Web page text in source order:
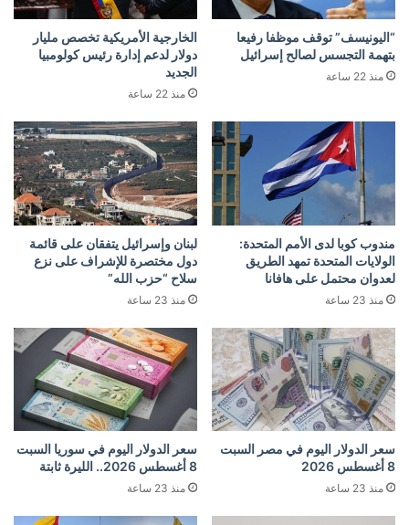
“اليونيسف” توقف موظفا رفيعا
بتهمة التجسس لصالح إسرائيل
منذ 22 ساعة
الخارجية الأمريكية تخصص مليار
دولار لدعم إدارة رئيس كولومبيا
الجديد
منذ 22 ساعة
مندوب كوبا لدى الأمم المتحدة:
الولايات المتحدة تمهد الطريق
لعدوان محتمل على هافانا
منذ 23 ساعة
لبنان وإسرائيل يتفقان على قائمة
دول مختصرة للإشراف على نزع
سلاح “حزب الله”
منذ 23 ساعة
سعر الدولار اليوم في مصر السبت
8 أغسطس 2026
منذ 23 ساعة
سعر الدولار اليوم في سوريا السبت
8 أغسطس 2026.. الليرة ثابتة
منذ 23 ساعة